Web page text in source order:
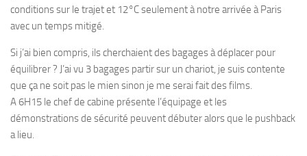
conditions sur le trajet et 12°C seulement à notre arrivée à Paris
avec un temps mitigé.
Si j’ai bien compris, ils cherchaient des bagages à déplacer pour
équilibrer ? J’ai vu 3 bagages partir sur un chariot, je suis contente
que ça ne soit pas le mien sinon je me serai fait des films.
A 6H15 le chef de cabine présente l’équipage et les
démonstrations de sécurité peuvent débuter alors que le pushback
a lieu.